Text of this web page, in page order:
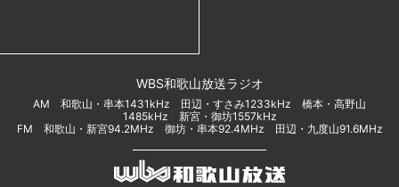
WBS和歌山放送ラジオ
AM 和歌山・串本1431kHz 田辺・すさみ1233kHz 橋本・高野山
1485kHz 新宮・御坊1557kHz
FM 和歌山・新宮94.2MHz 御坊・串本92.4MHz 田辺・九度山91.6MHz